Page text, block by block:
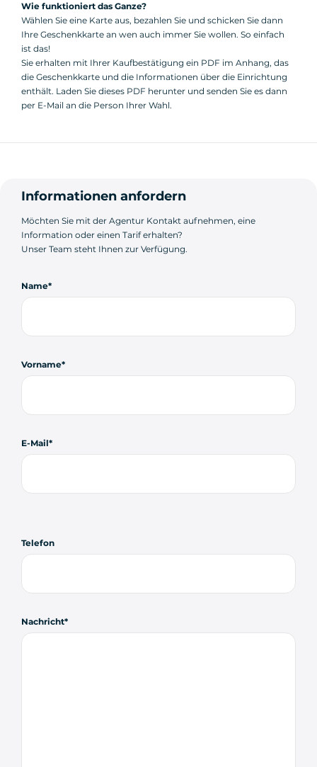
Wie funktioniert das Ganze?
Wählen Sie eine Karte aus, bezahlen Sie und schicken Sie dann
Ihre Geschenkkarte an wen auch immer Sie wollen. So einfach
ist das!
Sie erhalten mit Ihrer Kaufbestätigung ein PDF im Anhang, das
die Geschenkkarte und die Informationen über die Einrichtung
enthält. Laden Sie dieses PDF herunter und senden Sie es dann
per E-Mail an die Person Ihrer Wahl.
Informationen anfordern
Möchten Sie mit der Agentur Kontakt aufnehmen, eine
Information oder einen Tarif erhalten?
Unser Team steht Ihnen zur Verfügung.
Name
Vorname
E-Mail
Telefon
Nachricht